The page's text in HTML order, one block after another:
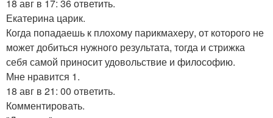
18 авг в 17: 36 ответить.
Екатерина царик.
Когда попадаешь к плохому парикмахеру, от которого не
может добиться нужного результата, тогда и стрижка
себя самой приносит удовольствие и философию.
Мне нравится 1.
18 авг в 21: 00 ответить.
Комментировать.